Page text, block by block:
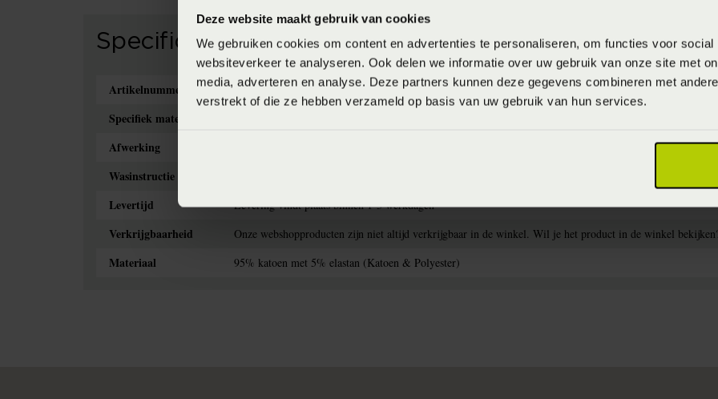
Deze website maakt gebruik van cookies
We gebruiken cookies om content en advertenties te personaliseren, om functies voor
websiteverkeer te analyseren. Ook delen we informatie over uw gebruik van onze site met
media, adverteren en analyse. Deze partners kunnen deze gegevens combineren met
verstrekt of die ze hebben verzameld op basis van uw gebruik van hun services.
Specificaties
Artikelnummer 8720791097660
Specifiek materiaal
Afwerking
Wasinstructie
Levertijd Levering vindt plaats binnen 1-3 werkdagen
Verkrijgbaarheid Onze webshopproducten zijn niet altijd verkrijgbaar in de winkel. Wil je het product in de winkel
Materiaal 95% katoen met 5% elastan (Katoen & Polyester)